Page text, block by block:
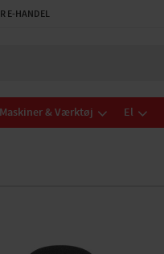
E-HANDEL
Maskiner & Værktøj El